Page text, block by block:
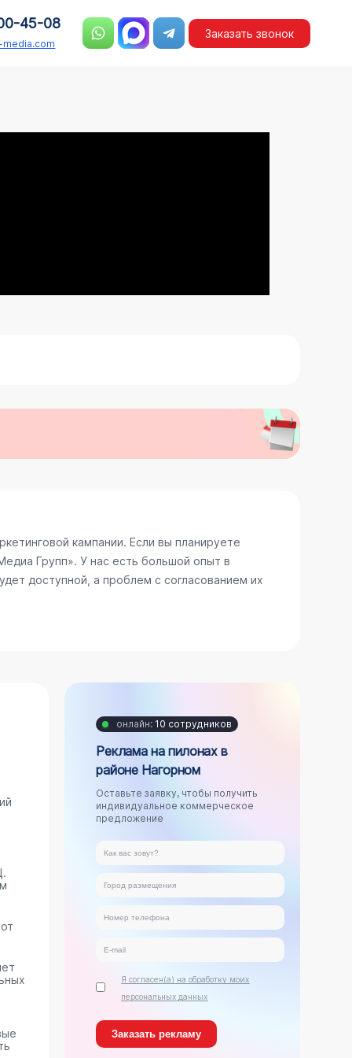
45-08
Заказать звонок
кампании. Если вы планируете
Групп». У нас есть большой опыт в
доступной, а проблем с согласованием их
онлайн: 10 сотрудников
Реклама на пилонах в
районе Нагорном
Оставьте заявку, чтобы получить
индивидуальное коммерческое
предложение
Я согласен(а) на обработку моих
персональных данных